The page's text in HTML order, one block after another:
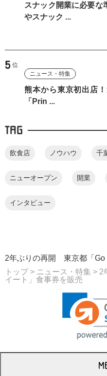
スナック開業に必要な
やスナック ...
ニュース・特集
熊本から東京初出店
「Prin ...
TAG
飲食店 ノウハウ 千
ニューオープン 開業
インタビュー
2年ぶりの再開 東京都「Go
トップ> ニュース・特集 > 2
イート」食事券を販売